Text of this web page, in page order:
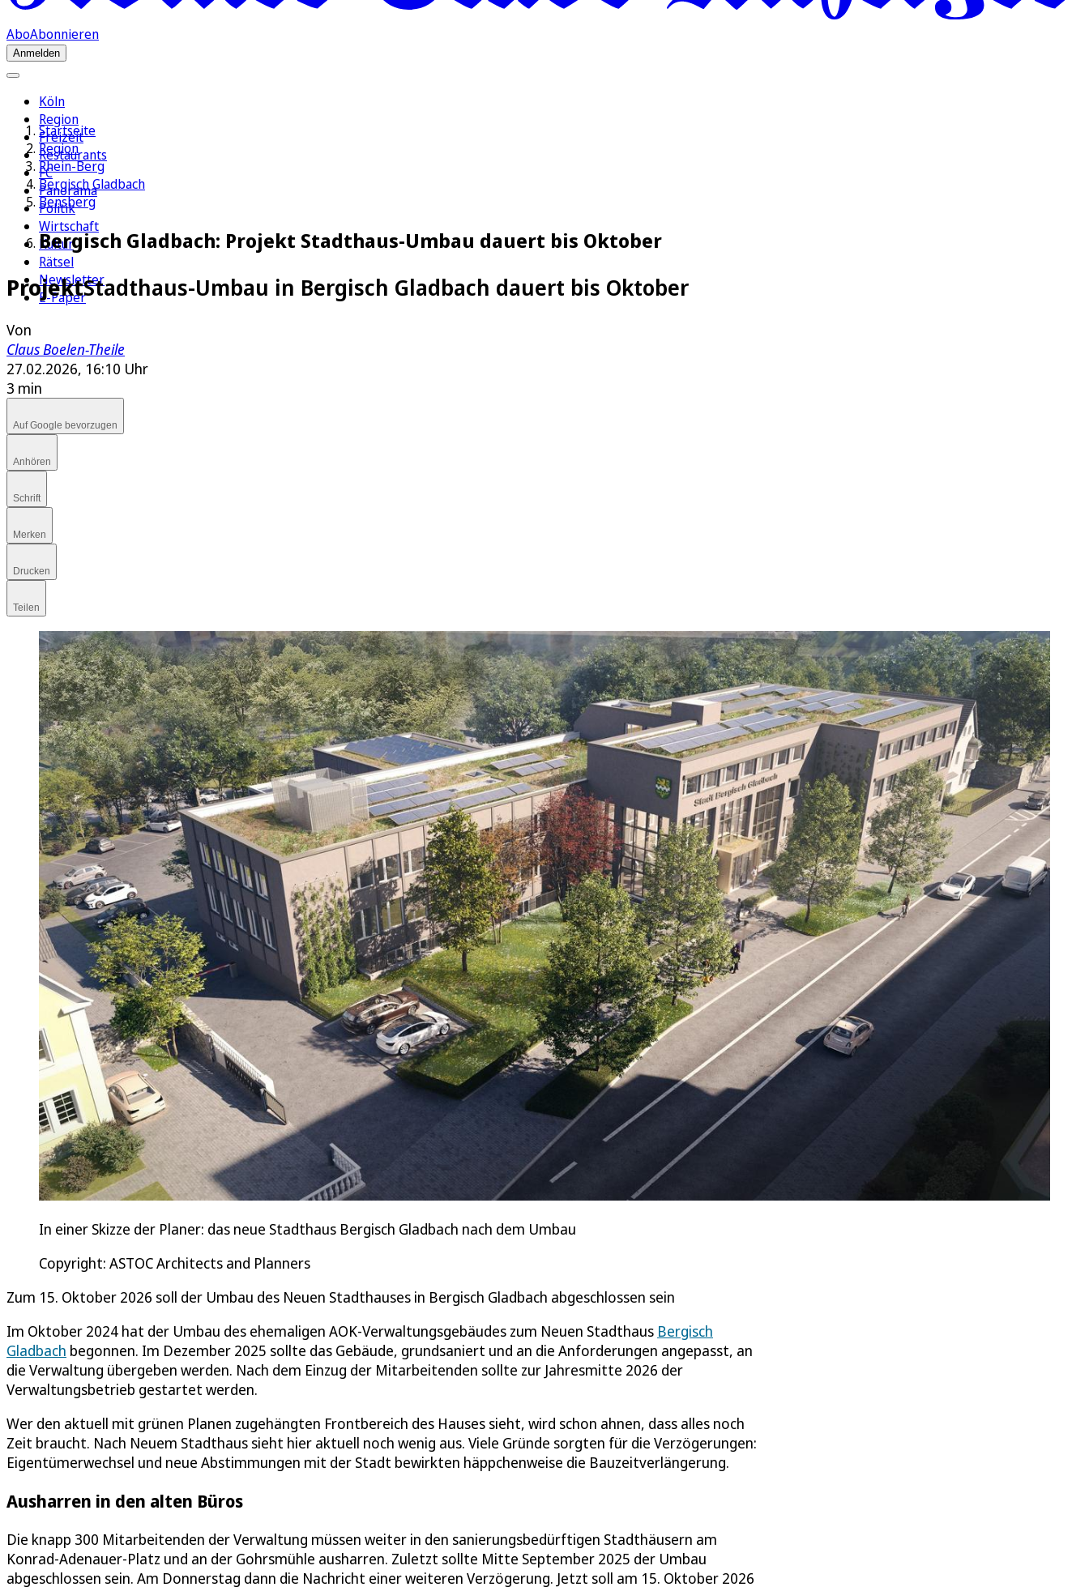
AboAbonnieren
Anmelden
Köln
Region
Freizeit
Restaurants
FC
Panorama
Politik
Wirtschaft
Kultur
Rätsel
Newsletter
E-Paper
Startseite
Region
Rhein-Berg
Bergisch Gladbach
Bensberg
Bergisch Gladbach: Projekt Stadthaus-Umbau dauert bis Oktober
ProjektStadthaus-Umbau in Bergisch Gladbach dauert bis Oktober
Von
Claus Boelen-Theile
27.02.2026, 16:10 Uhr
3 min
Auf Google bevorzugen
Anhören
Schrift
Merken
Drucken
Teilen
In einer Skizze der Planer: das neue Stadthaus Bergisch Gladbach nach dem Umbau
Copyright: ASTOC Architects and Planners
Zum 15. Oktober 2026 soll der Umbau des Neuen Stadthauses in Bergisch Gladbach abgeschlossen sein
Im Oktober 2024 hat der Umbau des ehemaligen AOK-Verwaltungsgebäudes zum Neuen Stadthaus Bergisch
Gladbach begonnen. Im Dezember 2025 sollte das Gebäude, grundsaniert und an die Anforderungen angepasst, an
die Verwaltung übergeben werden. Nach dem Einzug der Mitarbeitenden sollte zur Jahresmitte 2026 der
Verwaltungsbetrieb gestartet werden.
Wer den aktuell mit grünen Planen zugehängten Frontbereich des Hauses sieht, wird schon ahnen, dass alles noch
Zeit braucht. Nach Neuem Stadthaus sieht hier aktuell noch wenig aus. Viele Gründe sorgten für die Verzögerungen:
Eigentümerwechsel und neue Abstimmungen mit der Stadt bewirkten häppchenweise die Bauzeitverlängerung.
Ausharren in den alten Büros
Die knapp 300 Mitarbeitenden der Verwaltung müssen weiter in den sanierungsbedürftigen Stadthäusern am
Konrad-Adenauer-Platz und an der Gohrsmühle ausharren. Zuletzt sollte Mitte September 2025 der Umbau
abgeschlossen sein. Am Donnerstag dann die Nachricht einer weiteren Verzögerung. Jetzt soll am 15. Oktober 2026